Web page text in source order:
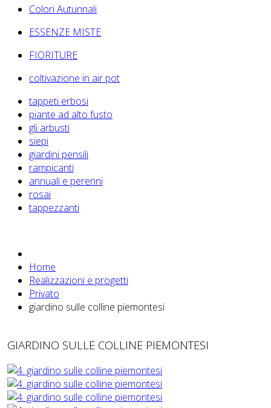
Colori Autunnali
ESSENZE MISTE
FIORITURE
coltivazione in air pot
tappeti erbosi
piante ad alto fusto
gli arbusti
siepi
giardini pensili
rampicanti
annuali e perenni
rosai
tappezzanti
Home
Realizzazioni e progetti
Privato
giardino sulle colline piemontesi
GIARDINO SULLE COLLINE PIEMONTESI